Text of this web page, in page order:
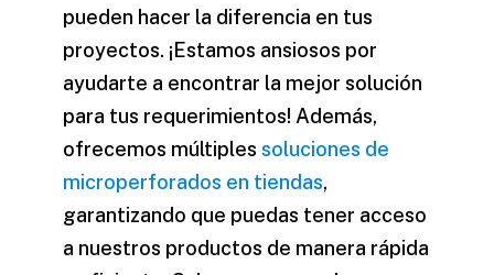
pueden hacer la diferencia en tus
proyectos. ¡Estamos ansiosos por
ayudarte a encontrar la mejor solución
para tus requerimientos! Además,
ofrecemos múltiples soluciones de
microperforados en tiendas,
garantizando que puedas tener acceso
a nuestros productos de manera rápida